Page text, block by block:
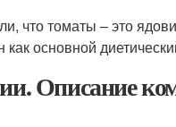
что томаты – это
основной
Описание